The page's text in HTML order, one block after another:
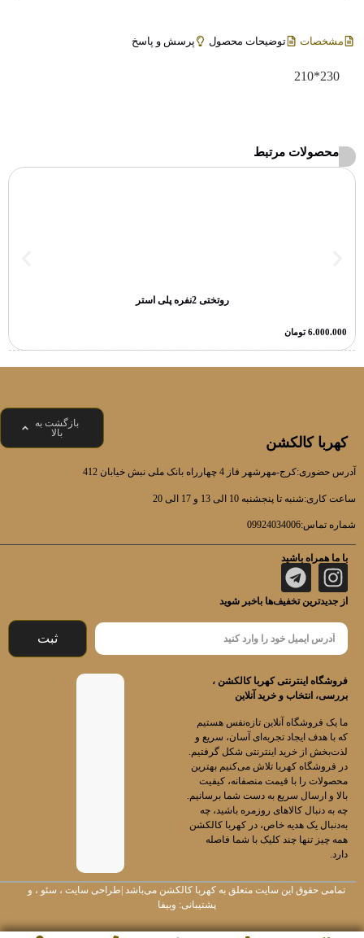
مشخصات توضیحات محصول پرسش و پاسخ
230*210
محصولات مرتبط
روتختی 2نفره پلی استر
6.000.000 تومان
بازگشت به
بالا
کهربا کالکشن
آدرس حضوری:کرج-مهرشهر فاز 4 چهارراه بانک ملی نبش خیابان 412
ساعت کاری:شنبه تا پنجشنبه 10 الی 13 و 17 الی 20
شماره تماس:09924034006
با ما همراه باشید
از جدیدترین تخفیف‌ها باخبر شوید
ثبت
فروشگاه اینترنتی کهربا کالکشن ،
بررسی، انتخاب و خرید آنلاین
ما یک فروشگاه آنلاین تازه‌نفس هستیم
که با هدف ایجاد تجربه‌ای آسان، سریع و
لذت‌بخش از خرید اینترنتی شکل گرفتیم.
در فروشگاه کهربا تلاش می‌کنیم بهترین
محصولات را با قیمت منصفانه، کیفیت
بالا و ارسال سریع به دست شما برسانیم.
چه به دنبال کالاهای روزمره باشید، چه
به‌دنبال یک هدیه خاص، در کهربا کالکشن
همه چیز تنها چند کلیک با شما فاصله
دارد.
تمامی حقوق این سایت متعلق به کهربا کالکشن می‌باشد | طراحی سایت، سئو ، و
پشتیبانی: وبیفا